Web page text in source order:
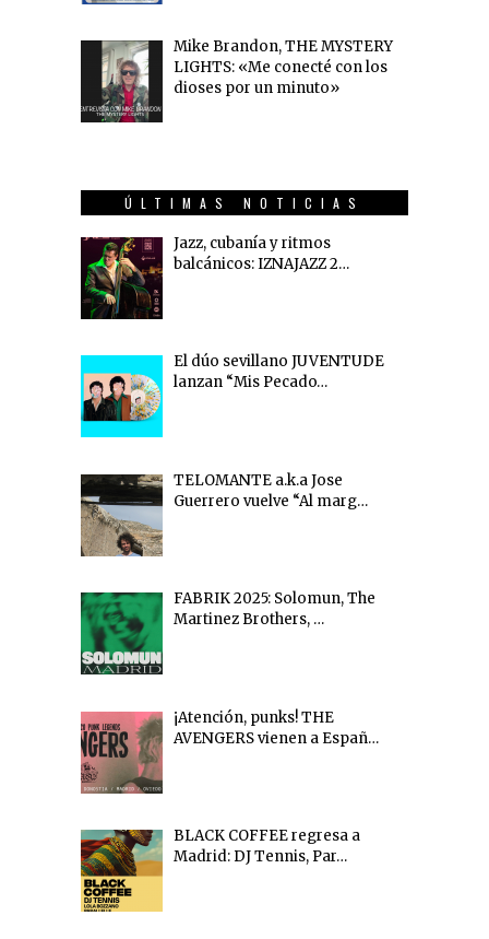
Mike Brandon, THE MYSTERY
LIGHTS: «Me conecté con los
dioses por un minuto»
ÚLTIMAS NOTICIAS
Jazz, cubanía y ritmos
balcánicos: IZNAJAZZ 2…
El dúo sevillano JUVENTUDE
lanzan “Mis Pecado…
TELOMANTE a.k.a Jose
Guerrero vuelve “Al marg…
FABRIK 2025: Solomun, The
Martinez Brothers, …
¡Atención, punks! THE
AVENGERS vienen a Españ…
BLACK COFFEE regresa a
Madrid: DJ Tennis, Par…